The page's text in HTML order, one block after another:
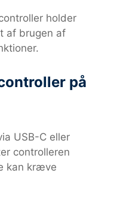
holder
af brugen af
på
USB-C eller
controlleren
kan kræve